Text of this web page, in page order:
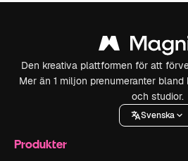
Den kreativa plattformen för att
Mer än 1 miljon prenumeranter bland
och studior.
Svenska
Produkter